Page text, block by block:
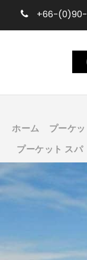
+66-
ホーム プーケ
プーケット スパ